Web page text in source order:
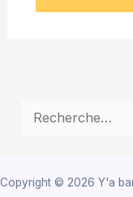
h
Copyright © 2026 Y'a